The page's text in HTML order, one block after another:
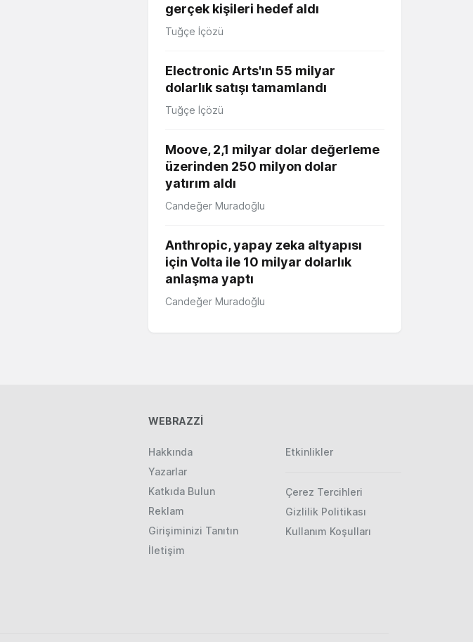
gerçek kişileri hedef aldı
Tuğçe İçözü
Electronic Arts'ın 55 milyar
dolarlık satışı tamamlandı
Tuğçe İçözü
Moove, 2,1 milyar dolar değerleme
üzerinden 250 milyon dolar
yatırım aldı
Candeğer Muradoğlu
Anthropic, yapay zeka altyapısı
için Volta ile 10 milyar dolarlık
anlaşma yaptı
Candeğer Muradoğlu
WEBRAZZİ
Hakkında
Yazarlar
Katkıda Bulun
Reklam
Girişiminizi Tanıtın
İletişim
Etkinlikler
Çerez Tercihleri
Gizlilik Politikası
Kullanım Koşulları